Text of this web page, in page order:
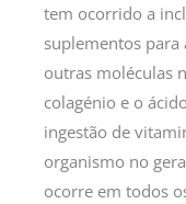
tem ocorrido a
suplementos para
outras moléculas
colagénio e o
ingestão de
organismo no
ocorre em todos